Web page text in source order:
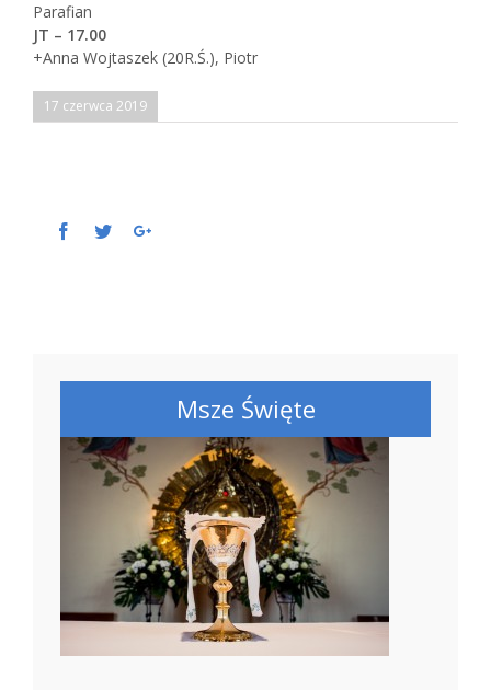
Parafian
JT – 17.00
+Anna Wojtaszek (20R.Ś.), Piotr
17 czerwca 2019
Facebook
TwitterGoogle+
Msze Święte